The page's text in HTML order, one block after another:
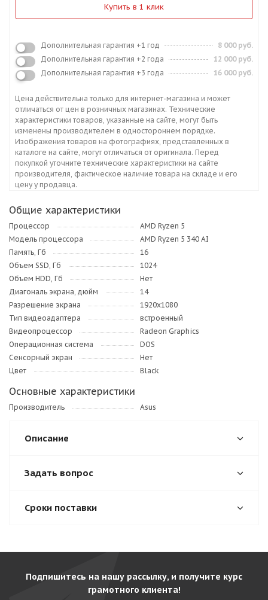
Купить в 1 клик
Дополнительная гарантия +1 год
8 000 руб.
Дополнительная гарантия +2 года
12 000 руб.
Дополнительная гарантия +3 года
16 000 руб.
Цена действительна только для интернет-магазина и может
отличаться от цен в розничных магазинах. Технические
характеристики товаров, указанные на сайте, могут быть
изменены производителем в одностороннем порядке.
Изображения товаров на фотографиях, представленных в
каталоге на сайте, могут отличаться от оригинала. Перед
покупкой уточните технические характеристики на сайте
производителя, фактическое наличие товара на складе и его
цену у продавца.
Общие характеристики
Процессор
AMD Ryzen 5
Модель процессора
AMD Ryzen 5 340 AI
Память, Гб
16
Объем SSD, Гб
1024
Объем HDD, Гб
Нет
Диагональ экрана, дюйм
14
Разрешение экрана
1920x1080
Тип видеоадаптера
встроенный
Видеопроцессор
Radeon Graphics
Операционная система
DOS
Сенсорный экран
Нет
Цвет
Black
Основные характеристики
Производитель Asus
Описание
Задать вопрос
Сроки поставки
Подпишитесь на нашу рассылку, и получите курс
грамотного клиента!